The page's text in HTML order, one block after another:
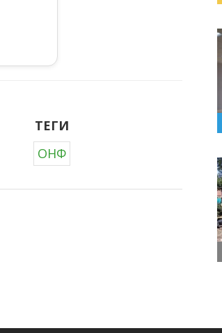
ТЕГИ
ОНФ